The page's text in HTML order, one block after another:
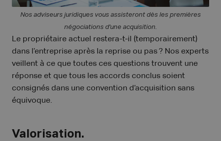
Nos adviseurs juridiques vous assisteront dès les premières
négociations d'une acquisition.
Le propriétaire actuel restera-t-il (temporairement)
dans l’entreprise après la reprise ou pas ? Nos experts
veillent à ce que toutes ces questions trouvent une
réponse et que tous les accords conclus soient
consignés dans une convention d’acquisition sans
équivoque.
Valorisation.